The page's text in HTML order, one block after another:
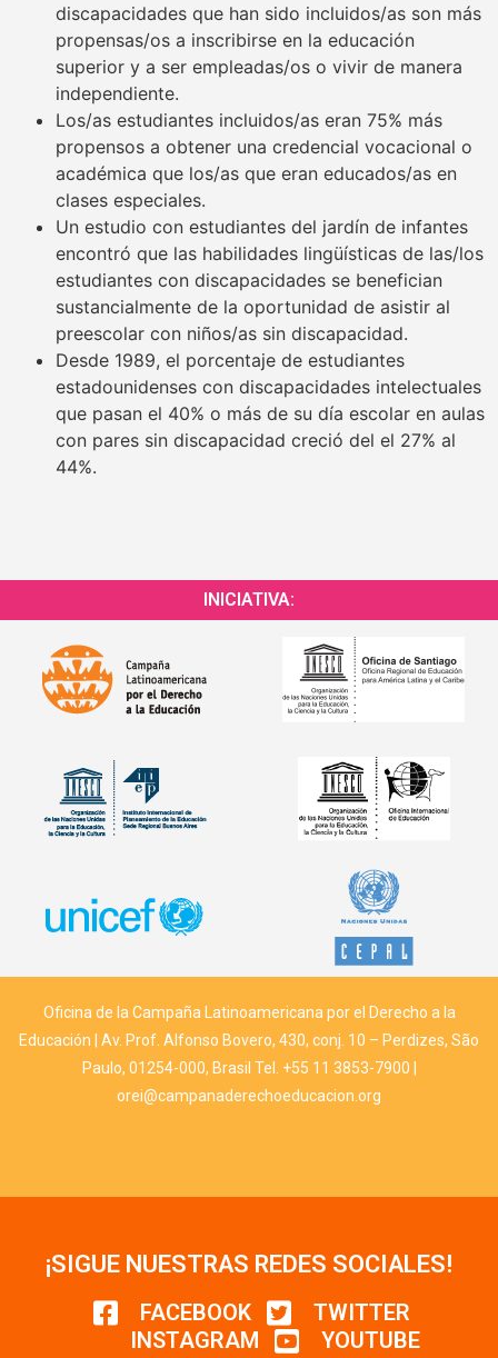
discapacidades que han sido incluidos/as son más
propensas/os a inscribirse en la educación
superior y a ser empleadas/os o vivir de manera
independiente.
Los/as estudiantes incluidos/as eran 75% más
propensos a obtener una credencial vocacional o
académica que los/as que eran educados/as en
clases especiales.
Un estudio con estudiantes del jardín de infantes
encontró que las habilidades lingüísticas de las/los
estudiantes con discapacidades se benefician
sustancialmente de la oportunidad de asistir al
preescolar con niños/as sin discapacidad.
Desde 1989, el porcentaje de estudiantes
estadounidenses con discapacidades intelectuales
que pasan el 40% o más de su día escolar en aulas
con pares sin discapacidad creció del el 27% al
44%.
INICIATIVA:
Oficina de la Campaña Latinoamericana por el Derecho a la
Educación | Av. Prof. Alfonso Bovero, 430, conj. 10 – Perdizes, São
Paulo, 01254-000, Brasil Tel. +55 11 3853-7900 |
orei@campanaderechoeducacion.org
¡SIGUE NUESTRAS REDES SOCIALES!
FACEBOOK
TWITTER
INSTAGRAM
YOUTUBE